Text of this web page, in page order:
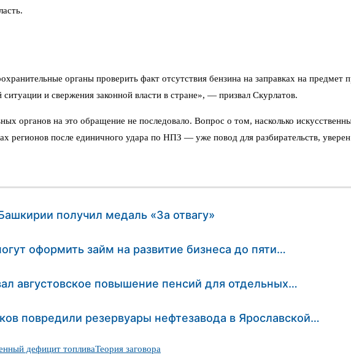
органы проверить факт отсутствия бензина на заправках на
и свержения законной власти в стране», — призвал Скурлатов.
органов на это обращение не последовало. Вопрос о том, насколько
регионов после единичного удара по НПЗ — уже повод для разбирательств, уверен
получил медаль «За отвагу»
оформить займ на развитие бизнеса до пяти…
августовское повышение пенсий для отдельных…
повредили резервуары нефтезавода в Ярославской…
дефицит топливаТеория заговора